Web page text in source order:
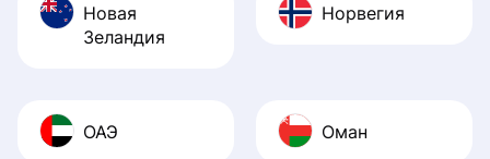
Новая
Зеландия
Норвегия
ОАЭ Оман